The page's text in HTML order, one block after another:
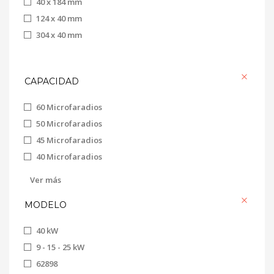
Royal
Sicalor
Superior
124 x 40 mm
304 x 40 mm
CAPACIDAD
60 Microfaradios
50 Microfaradios
45 Microfaradios
40 Microfaradios
25 Microfaradios
Ver más
MODELO
40 kW
9 - 15 - 25 kW
62898